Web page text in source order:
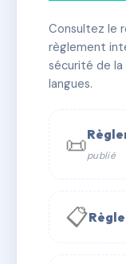
✓ Immatriculée
📞 Contacter
Consultez le
règlement
sécurité de la
langues.
📜publié
📋